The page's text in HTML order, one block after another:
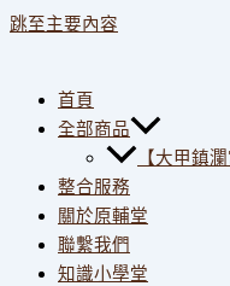
跳至主要內容
首頁
全部商品
【大甲鎮
整合服務
關於原輔堂
聯繫我們
知識小學堂